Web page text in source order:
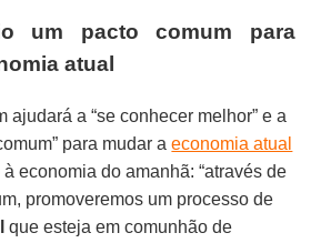
um pacto comum para
atual
ajudará a “se conhecer melhor” e a
para mudar aeconomia atual
economia do amanhã: “através de
promoveremos um processo de
que esteja em comunhão de